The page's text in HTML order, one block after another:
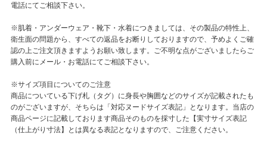
電話にてご相談下さい。
※肌着・アンダーウェア・靴下・水着につきましては、その製品の特性上、
衛生面の問題から、すべての返品をお断りしておりますので、予めよくご確
認の上ご注文頂きますようお願い致します。ご不明な点がございましたらご
購入前にメール・お電話にてご相談下さい。
※サイズ項目についてのご注意
商品についている下げ札（タグ）に身長や胸囲などのサイズが記載されたも
のがございますが、そちらは「対応ヌードサイズ表記」となります。当店の
商品ページに記載しております商品そのものを採寸した【実寸サイズ表記
（仕上がり寸法】とは異なる表記となりますので、ご注意ください。